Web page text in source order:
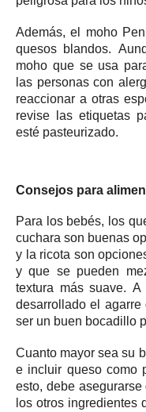
Además, el moho
quesos blandos.
moho que se usa
las personas con
reaccionar a otras
revise las etiquetas
esté pasteurizado.
Consejos para
Para los bebés, los
cuchara son buenas
y la ricota son
y que se pueden
textura más suave. A
desarrollado el agarre
ser un buen bocadillo
Cuanto mayor sea su
e incluir queso como
esto, debe
los otros ingredientes